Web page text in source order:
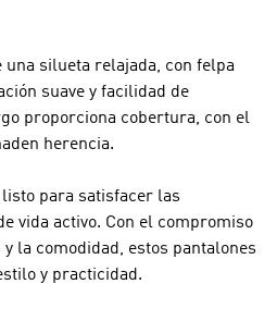
una silueta relajada, con felpa
suave y facilidad de
proporciona cobertura, con el
herencia.
para satisfacer las
vida activo. Con el compromiso
la comodidad, estos pantalones
y practicidad.